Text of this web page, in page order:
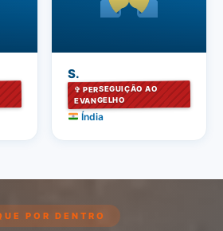
S.
✞ PERSEGUIÇÃO AO
EVANGELHO
Índia
POR DENTRO